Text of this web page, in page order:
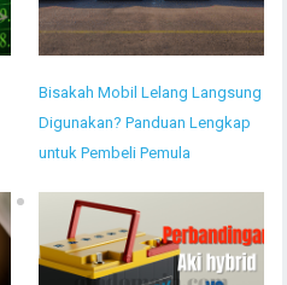
Bisakah Mobil Lelang Langsung
Digunakan? Panduan Lengkap
untuk Pembeli Pemula